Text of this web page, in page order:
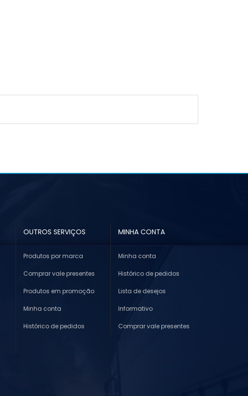
OUTROS SERVIÇOS
Produtos por marca
Comprar vale presentes
Produtos em promoção
Minha conta
Histórico de pedidos
MINHA CONTA
Minha conta
Histórico de pedidos
Lista de desejos
Informativo
Comprar vale presentes